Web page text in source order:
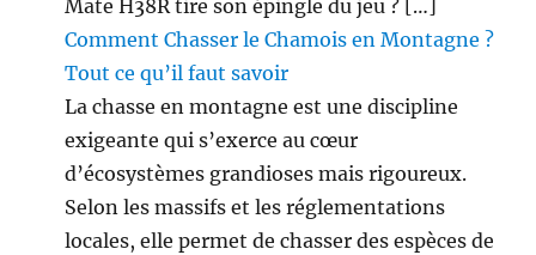
Mate H38R tire son épingle du jeu ? […]
Comment Chasser le Chamois en Montagne ?
Tout ce qu’il faut savoir
La chasse en montagne est une discipline
exigeante qui s’exerce au cœur
d’écosystèmes grandioses mais rigoureux.
Selon les massifs et les réglementations
locales, elle permet de chasser des espèces de